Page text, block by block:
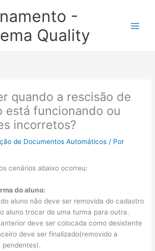
-
Quality
quando a rescisão de
está funcionando ou
incorretos?
de Documentos Automáticos / Por
cenários abaixo ocorreu:
do aluno:
aluno não deve ser removida do cadastro
aluno trocar de uma turma para outra.
deve ser colocada como desistente
deve ser finalizado(removido a
pendentes).